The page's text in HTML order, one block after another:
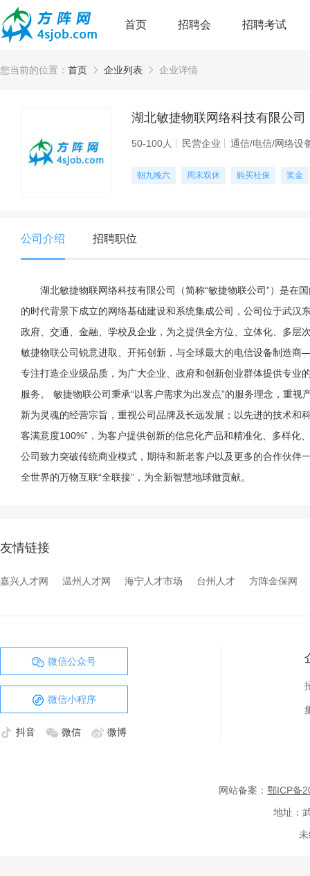
首页 招聘会 招聘考试
您当前的位置： 首页 企业列表 企业详情
湖北敏捷物联网络科技有限公司
50-100人 民营企业 通信/电信/网络设
朝九晚六 周末双休 购买社保 奖金
公司介绍 招聘职位
湖北敏捷物联网络科技有限公司（简称“敏捷物联公司”）是在
的时代背景下成立的网络基础建设和系统集成公司，公司位于武
政府、交通、金融、学校及企业，为之提供全方位、立体化、多
敏捷物联公司锐意进取、开拓创新，与全球最大的电信设备制造
专注打造企业级品质，为广大企业、政府和创新创业群体提供专
服务。 敏捷物联公司秉承“以客户需求为出发点”的服务理念，重
新为灵魂的经营宗旨，重视公司品牌及长远发展；以先进的技术和
客满意度100%”，为客户提供创新的信息化产品和精准化、多样
公司致力突破传统商业模式，期待和新老客户以及更多的合作伙
全世界的万物互联“全联接”，为全新智慧地球做贡献。
友情链接
嘉兴人才网 温州人才网 海宁人才市场 台州人才 方阵金保网
微信公众号
微信小程序
抖音 微信 微博
网站备案： 鄂ICP备
地址：